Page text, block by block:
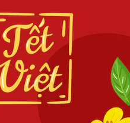
Nền tảng sáng tạo giúp bạn làm
tác phẩm xuất sắc nhất. Hơn 1
đăng ký đến từ các nhà sáng tạo,
nghiệp, agency và studio.